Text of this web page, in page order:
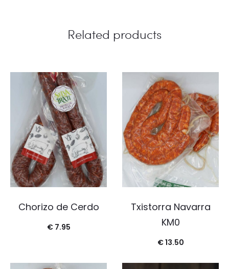
Related products
Chorizo de Cerdo
€7.95
Txistorra Navarra
KM0
€13.50